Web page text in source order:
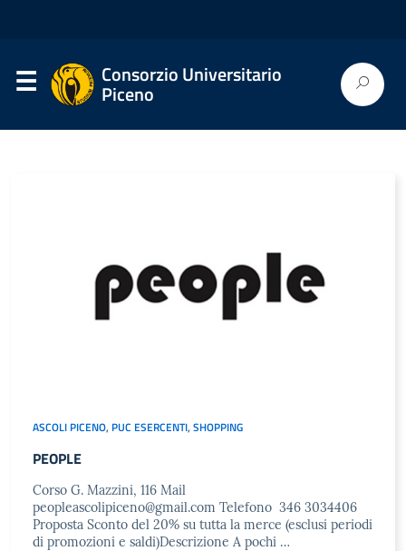
Consorzio Universitario
Piceno
ASCOLI PICENO, PUC ESERCENTI, SHOPPING
PEOPLE
Corso G. Mazzini, 116 Mail
peopleascolipiceno@gmail.com Telefono 346 3034406
Proposta Sconto del 20% su tutta la merce (esclusi periodi
di promozioni e saldi)Descrizione A pochi …